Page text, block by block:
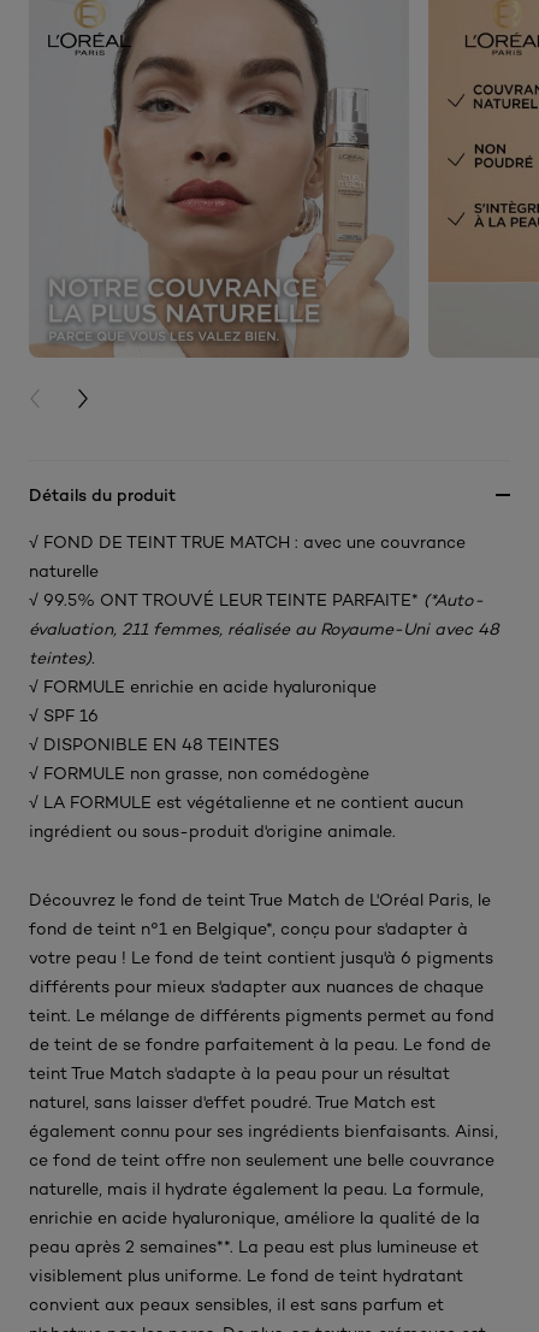
PREVIOUS CARD
NEXT CARD
Détails du produit
√ FOND DE TEINT TRUE MATCH : avec une couvrance
naturelle​
√ 99.5% ONT TROUVÉ LEUR TEINTE PARFAITE* (*Auto-
évaluation, 211 femmes, réalisée au Royaume-Uni avec 48
teintes).
√ FORMULE enrichie en acide hyaluronique​
√ SPF 16
√ DISPONIBLE EN 48 TEINTES​
√ FORMULE non grasse, non comédogène​
√ LA FORMULE est végétalienne et ne contient aucun
ingrédient ou sous-produit d'origine animale.​
Découvrez le fond de teint True Match de L'Oréal Paris, le
fond de teint n°1 en Belgique*, conçu pour s'adapter à
votre peau ! Le fond de teint contient jusqu'à 6 pigments
différents pour mieux s'adapter aux nuances de chaque
teint. Le mélange de différents pigments permet au fond
de teint de se fondre parfaitement à la peau. Le fond de
teint True Match s'adapte à la peau pour un résultat
naturel, sans laisser d'effet poudré. True Match est
également connu pour ses ingrédients bienfaisants. Ainsi,
ce fond de teint offre non seulement une belle couvrance
naturelle, mais il hydrate également la peau. La formule,
enrichie en acide hyaluronique, améliore la qualité de la
peau après 2 semaines**. La peau est plus lumineuse et
visiblement plus uniforme. Le fond de teint hydratant
convient aux peaux sensibles, il est sans parfum et